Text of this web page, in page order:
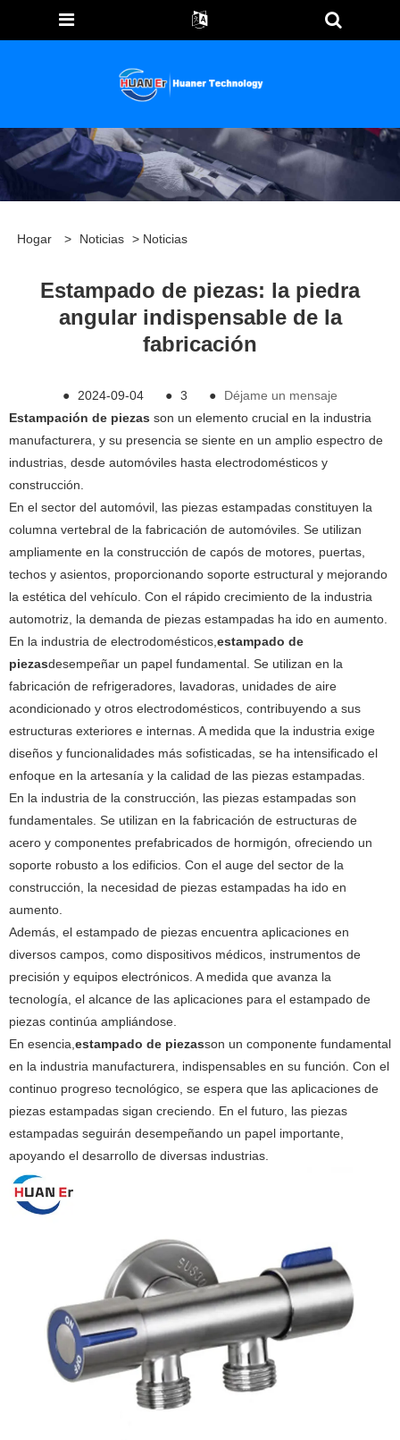
Hogar > Noticias > Noticias
Estampado de piezas: la piedra
angular indispensable de la
fabricación
● 2024-09-04 ● 3 ●
Déjame un mensaje
Estampación de piezas son un elemento crucial en la industria
manufacturera, y su presencia se siente en un amplio espectro de
industrias, desde automóviles hasta electrodomésticos y
construcción.
En el sector del automóvil, las piezas estampadas constituyen la
columna vertebral de la fabricación de automóviles. Se utilizan
ampliamente en la construcción de capós de motores, puertas,
techos y asientos, proporcionando soporte estructural y mejorando
la estética del vehículo. Con el rápido crecimiento de la industria
automotriz, la demanda de piezas estampadas ha ido en aumento.
En la industria de electrodomésticos, estampado de
piezasdesempeñar un papel fundamental. Se utilizan en la
fabricación de refrigeradores, lavadoras, unidades de aire
acondicionado y otros electrodomésticos, contribuyendo a sus
estructuras exteriores e internas. A medida que la industria exige
diseños y funcionalidades más sofisticadas, se ha intensificado el
enfoque en la artesanía y la calidad de las piezas estampadas.
En la industria de la construcción, las piezas estampadas son
fundamentales. Se utilizan en la fabricación de estructuras de
acero y componentes prefabricados de hormigón, ofreciendo un
soporte robusto a los edificios. Con el auge del sector de la
construcción, la necesidad de piezas estampadas ha ido en
aumento.
Además, el estampado de piezas encuentra aplicaciones en
diversos campos, como dispositivos médicos, instrumentos de
precisión y equipos electrónicos. A medida que avanza la
tecnología, el alcance de las aplicaciones para el estampado de
piezas continúa ampliándose.
En esencia, estampado de piezasson un componente fundamental
en la industria manufacturera, indispensables en su función. Con el
continuo progreso tecnológico, se espera que las aplicaciones de
piezas estampadas sigan creciendo. En el futuro, las piezas
estampadas seguirán desempeñando un papel importante,
apoyando el desarrollo de diversas industrias.